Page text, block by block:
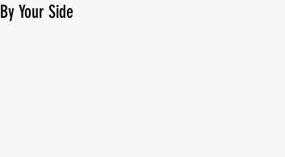
By Your Side